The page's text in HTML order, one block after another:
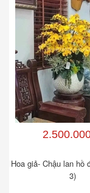
Hoa giả- Chậu lan hồ
3)